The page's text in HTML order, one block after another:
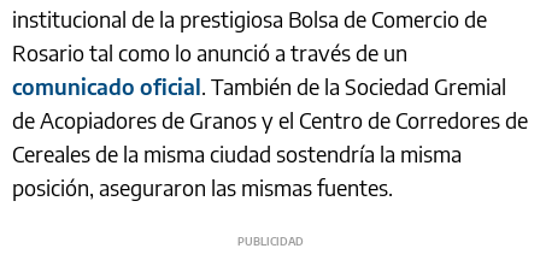
institucional de la prestigiosa Bolsa de Comercio de
Rosario tal como lo anunció a través de un
comunicado oficial. También de la Sociedad Gremial
de Acopiadores de Granos y el Centro de Corredores de
Cereales de la misma ciudad sostendría la misma
posición, aseguraron las mismas fuentes.